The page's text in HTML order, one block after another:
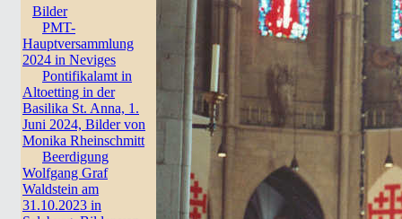
Bilder
PMT-
Hauptversammlung
2024 in Neviges
Pontifikalamt in
Altoetting in der
Basilika St. Anna, 1.
Juni 2024, Bilder von
Monika Rheinschmitt
Beerdigung
Wolfgang Graf
Waldstein am
31.10.2023 in